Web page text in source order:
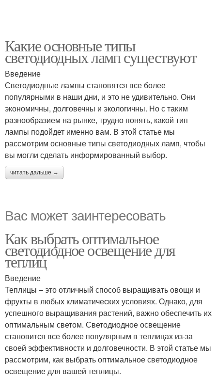
Какие основные типы
светодиодных ламп существуют
Введение
Светодиодные лампы становятся все более
популярными в наши дни, и это не удивительно. Они
экономичны, долговечны и экологичны. Но с таким
разнообразием на рынке, трудно понять, какой тип
лампы подойдет именно вам. В этой статье мы
рассмотрим основные типы светодиодных ламп, чтобы
вы могли сделать информированный выбор.
читать дальше →
Вас может заинтересовать
Как выбрать оптимальное
светодиодное освещение для
теплиц
Введение
Теплицы – это отличный способ выращивать овощи и
фрукты в любых климатических условиях. Однако, для
успешного выращивания растений, важно обеспечить их
оптимальным светом. Светодиодное освещение
становится все более популярным в теплицах из-за
своей эффективности и долговечности. В этой статье мы
рассмотрим, как выбрать оптимальное светодиодное
освещение для вашей теплицы.